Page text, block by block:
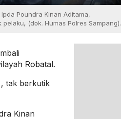
Poundra Kinan Aditama,
(dok. Humas Polres Sampang).
Robatal.
tak berkutik
Kinan